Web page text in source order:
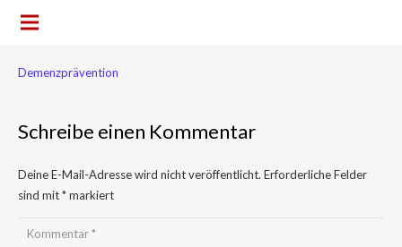
Demenzprävention
Schreibe einen Kommentar
Deine E-Mail-Adresse wird nicht veröffentlicht. Erforderliche Felder
sind mit*markiert